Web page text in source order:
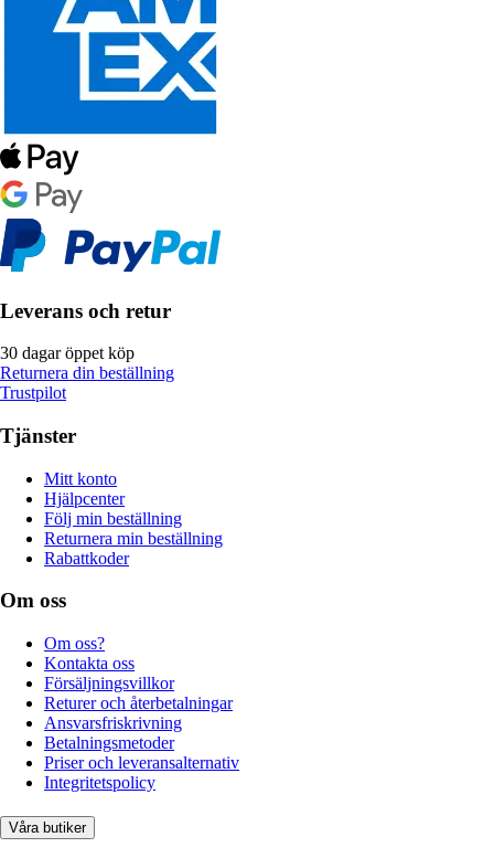
Leverans och retur
30 dagar öppet köp
Returnera din beställning
Trustpilot
Tjänster
Mitt konto
Hjälpcenter
Följ min beställning
Returnera min beställning
Rabattkoder
Om oss
Om oss?
Kontakta oss
Försäljningsvillkor
Returer och återbetalningar
Ansvarsfriskrivning
Betalningsmetoder
Priser och leveransalternativ
Integritetspolicy
Våra butiker